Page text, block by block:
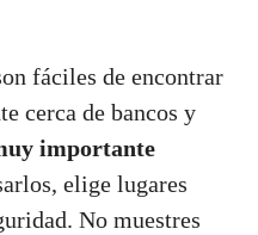
fáciles de encontrar
cerca de bancos y
importante
elige lugares
No muestres